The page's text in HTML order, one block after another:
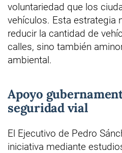
voluntariedad que los
vehículos. Esta estrategia
reducir la cantidad de
calles, sino también
ambiental.
Apoyo
seguridad vial
El Ejecutivo de Pedro
iniciativa mediante